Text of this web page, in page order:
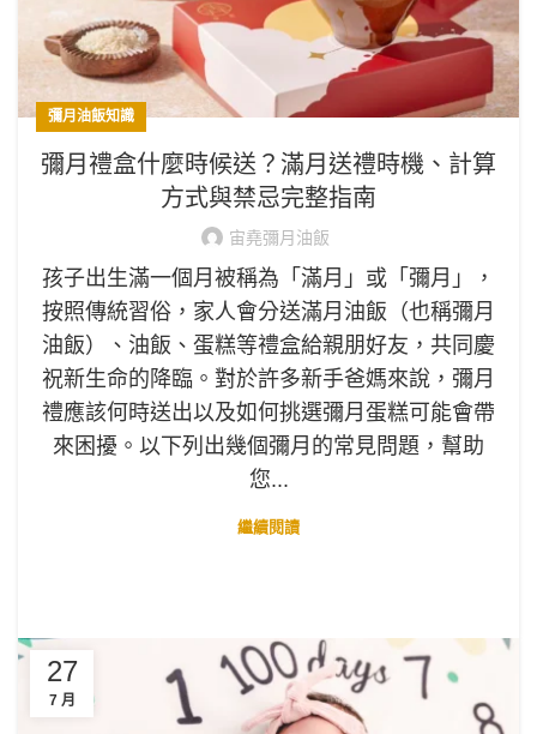
彌月油飯知識
彌月禮盒什麼時候送？滿月送禮時機、計算
方式與禁忌完整指南
宙堯彌月油飯
孩子出生滿一個月被稱為「滿月」或「彌月」，
按照傳統習俗，家人會分送滿月油飯（也稱彌月
油飯）、油飯、蛋糕等禮盒給親朋好友，共同慶
祝新生命的降臨。對於許多新手爸媽來說，彌月
禮應該何時送出以及如何挑選彌月蛋糕可能會帶
來困擾。以下列出幾個彌月的常見問題，幫助
您...
繼續閱讀
27
7 月